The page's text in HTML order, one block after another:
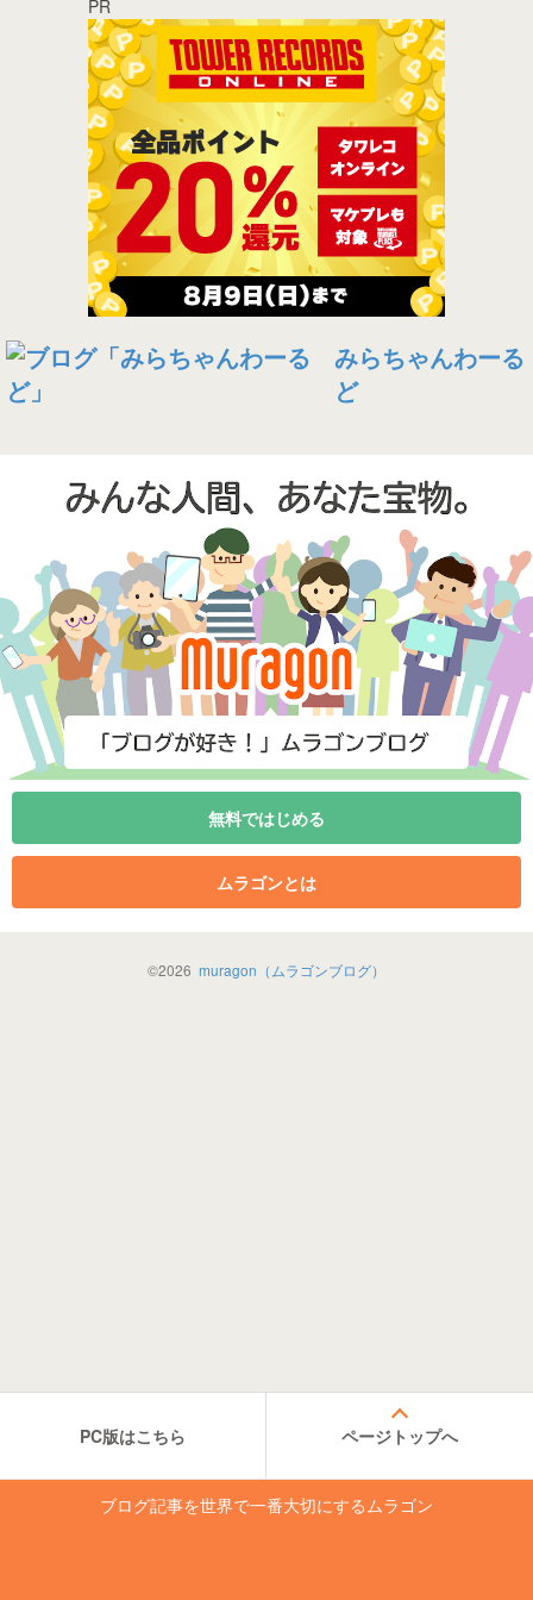
PR
みらちゃんわーる
ど
無料ではじめる
ムラゴンとは
©2026 muragon（ムラゴンブログ）
PC版はこちら ページトップへ
ブログ記事を世界で一番大切にするムラゴン